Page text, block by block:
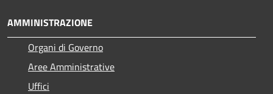
AMMINISTRAZIONE
Organi di Governo
Aree Amministrative
Uffici